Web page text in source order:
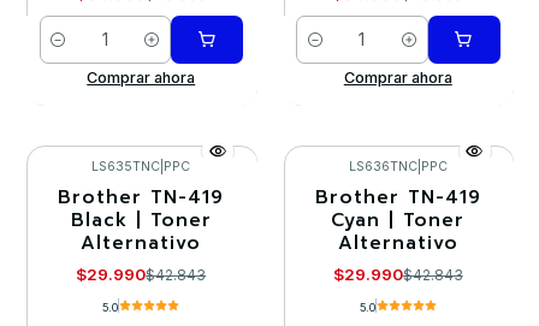
Cantidad
Comprar ahora
Cantidad
Comprar ahora
-30%
LS635TNC PPC
Brother TN-419
Black | Toner
Alternativo
$29.990$42.843
5.0
-30%
LS636TNC| PPC
Brother TN-419
Cyan | Toner
Alternativo
$29.990$42.843
5.0